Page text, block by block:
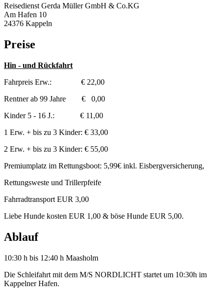
Reisedienst Gerda Müller GmbH & Co.KG
Am Hafen 10
24376 Kappeln
Preise
Hin - und Rückfahrt
Fahrpreis Erw.: € 22,00
Rentner ab 99 Jahre € 0,00
Kinder 5 - 16 J.: € 11,00
1 Erw. + bis zu 3 Kinder: € 33,00
2 Erw. + bis zu 3 Kinder: € 55,00
Premiumplatz im Rettungsboot: 5,99€ inkl. Eisbergversicherung,
Rettungsweste und Trillerpfeife
Fahrradtransport EUR 3,00
Liebe Hunde kosten EUR 1,00 & böse Hunde EUR 5,00.
Ablauf
10:30 h bis 12:40 h Maasholm
Die Schleifahrt mit dem M/S NORDLICHT startet um 10:30h im
Kappelner Hafen.